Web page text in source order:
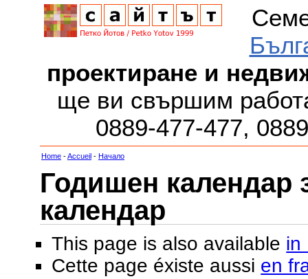
проектиране и
ще ви свършим
0889-477-477,
Home -Accueil - Начало
Годишен календар
календар
This page is also available in
Cette page éxiste aussi en